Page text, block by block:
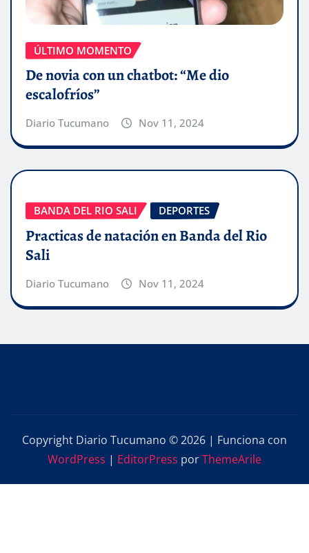
ÚLTIMO MOMENTO
De novia con un chatbot: “Me dio
escalofríos”
Diario Tucumano Nov 11, 2024
BANDA DEL RIO SALI DEPORTES
Practicas de natación en Banda del Rio
Sali
Diario Tucumano Nov 11, 2024
Copyright Diario Tucumano © 2026 | Funciona con
WordPress | EditorPress porThemeArile